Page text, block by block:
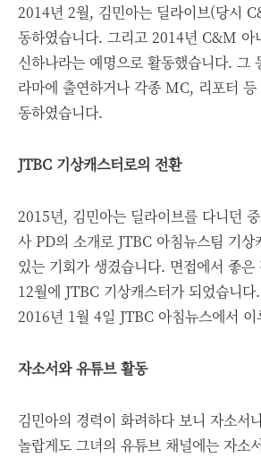
2014년 2월, 김민아는 딜라이브(당시
동하였습니다. 그리고 2014년 C&M 아
신하나라는 예명으로 활동했습니다. 그
라마에 출연하거나 각종 MC, 리포터
동하였습니다.
JTBC 기상캐스터로의 전환
2015년, 김민아는 딜라이브를 다니던
사 PD의 소개로 JTBC 아침뉴스팀 기상
있는 기회가 생겼습니다. 면접에서 좋
12월에 JTBC 기상캐스터가 되었습니
2016년 1월 4일 JTBC 아침뉴스에서 이
자소서와 유튜브 활동
김민아의 경력이 화려하다 보니 자소서
놀랍게도 그녀의 유튜브 채널에는 자소